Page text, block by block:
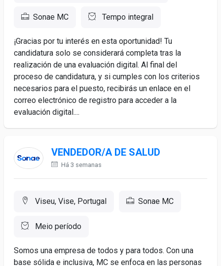
Sonae MC Tempo integral
¡Gracias por tu interés en esta oportunidad! Tu
candidatura solo se considerará completa tras la
realización de una evaluación digital. Al final del
proceso de candidatura, y si cumples con los criterios
necesarios para el puesto, recibirás un enlace en el
correo electrónico de registro para acceder a la
evaluación digital....
VENDEDOR/A DE SALUD
Há 3 semanas
Viseu, Vise, Portugal Sonae MC
Meio período
Somos una empresa de todos y para todos. Con una
base sólida e inclusiva, MC se enfoca en las personas